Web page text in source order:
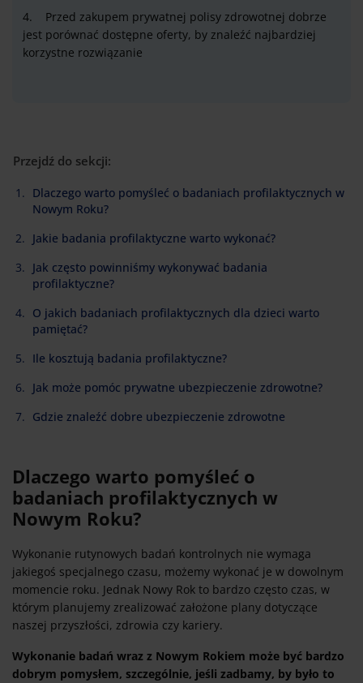
4. Przed zakupem prywatnej polisy zdrowotnej dobrze
jest porównać dostępne oferty, by znaleźć najbardziej
korzystne rozwiązanie
Przejdź do sekcji:
Dlaczego warto pomyśleć o badaniach profilaktycznych w
Nowym Roku?
Jakie badania profilaktyczne warto wykonać?
Jak często powinniśmy wykonywać badania
profilaktyczne?
O jakich badaniach profilaktycznych dla dzieci warto
pamiętać?
Ile kosztują badania profilaktyczne?
Jak może pomóc prywatne ubezpieczenie zdrowotne?
Gdzie znaleźć dobre ubezpieczenie zdrowotne
Dlaczego warto pomyśleć o
badaniach profilaktycznych w
Nowym Roku?
Wykonanie rutynowych badań kontrolnych nie wymaga
jakiegoś specjalnego czasu, możemy wykonać je w dowolnym
momencie roku. Jednak Nowy Rok to bardzo często czas, w
którym planujemy zrealizować założone plany dotyczące
naszej przyszłości, zdrowia czy kariery.
Wykonanie badań wraz z Nowym Rokiem może być bardzo
dobrym pomysłem, szczególnie, jeśli zadbamy, by było to